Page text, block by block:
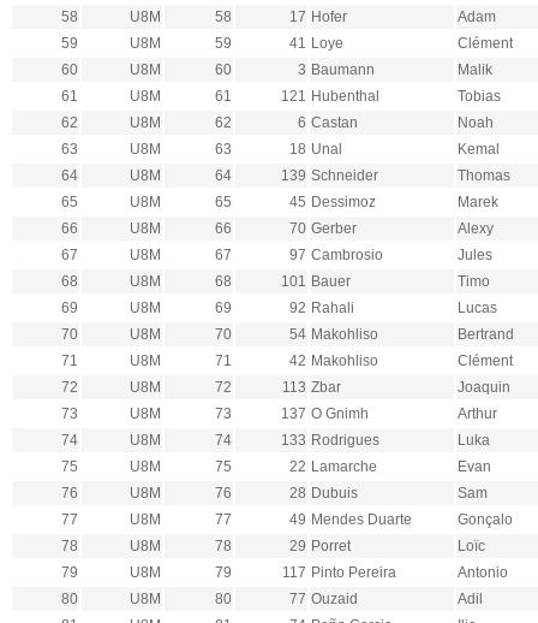
58
U8M 58 17 Hofer
Adam
59
U8M 59 41 Loye
Clément
60
U8M 60 3 Baumann
Malik
61
U8M 61 121 Hubenthal
Tobias
62
U8M 62 6 Castan
Noah
63
U8M 63 18 Unal
Kemal
64
U8M 64 139 Schneider
Thomas
65
U8M 65 45 Dessimoz
Marek
66
U8M 66 70 Gerber
Alexy
67
U8M 67 97 Cambrosio
Jules
68
U8M 68 101 Bauer
Timo
69
U8M 69 92 Rahali
Lucas
70
U8M 70 54 Makohliso
Bertrand
71
U8M 71 42 Makohliso
Clément
72
U8M 72 113 Zbar
Joaquin
73
U8M 73 137 O Gnimh
Arthur
74
U8M 74 133 Rodrigues
Luka
75
U8M 75 22 Lamarche
Evan
76
U8M 76 28 Dubuis
Sam
77
U8M 77 49 Mendes Duarte
Gonçalo
78
U8M 78 29 Porret
Loïc
79
U8M 79 117 Pinto Pereira
Antonio
80
U8M 80 77 Ouzaid
Adil